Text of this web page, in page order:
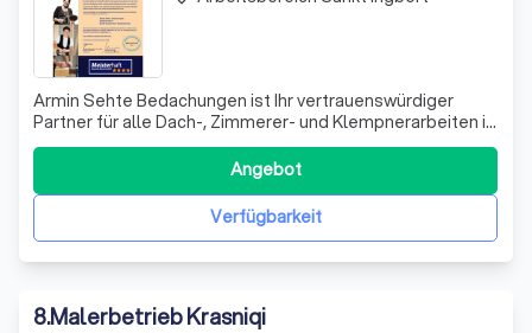
Armin Sehte Bedachungen ist Ihr vertrauenswürdiger
Partner für alle Dach-, Zimmerer- und Klempnerarbeiten in
Neunkirchen und im gesamten Saarland. Mit über 30
Jahren Erfahrung im Handwerk und einem engagierten
Team, das sich durch Fachkompetenz und Leidenschaft
auszeichnet, bieten wir Ihnen ein umfa
Verfügbarkeit
Angebot
8.Malerbetrieb Krasniqi